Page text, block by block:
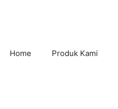
Home Produk Kami